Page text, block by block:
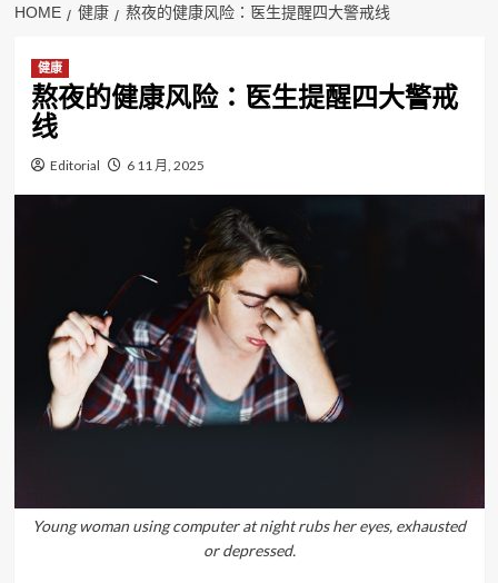
HOME 健康 熬夜的健康风险：医生提醒四大警戒线
健康
熬夜的健康风险：医生提醒四大警戒
线
Editorial 6 11 月, 2025
Young woman using computer at night rubs her eyes, exhausted
or depressed.